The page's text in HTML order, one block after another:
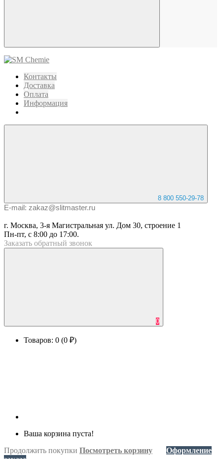
Контакты
Доставка
Оплата
Информация
8 800 550-29-78
E-mail: zakaz@slitmaster.ru
г. Москва, 3-я Магистральная ул. Дом 30, строение 1
Пн-пт, с 8:00 до 17:00.
Заказать обратный звонок
0
Товаров: 0 (0 ₽)
Ваша корзина пуста!
Продолжить покупки Посмотреть корзину
Оформление